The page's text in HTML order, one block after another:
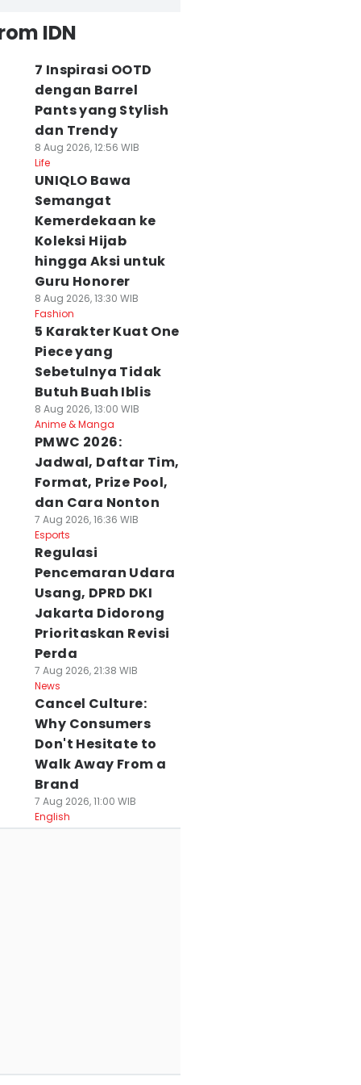
IDN
7 Inspirasi OOTD
dengan Barrel
Pants yang Stylish
dan Trendy
8 Aug 2026, 12:56 WIB
Life
UNIQLO Bawa
Semangat
Kemerdekaan ke
Koleksi Hijab
hingga Aksi untuk
Guru Honorer
8 Aug 2026, 13:30 WIB
Fashion
5 Karakter Kuat One
Piece yang
Sebetulnya Tidak
Butuh Buah Iblis
8 Aug 2026, 13:00 WIB
Anime & Manga
PMWC 2026:
Jadwal, Daftar Tim,
Format, Prize Pool,
dan Cara Nonton
7 Aug 2026, 16:36 WIB
Esports
Regulasi
Pencemaran Udara
Usang, DPRD DKI
Jakarta Didorong
Prioritaskan Revisi
Perda
7 Aug 2026, 21:38 WIB
News
Cancel Culture:
Why Consumers
Don't Hesitate to
Walk Away From a
Brand
7 Aug 2026, 11:00 WIB
English